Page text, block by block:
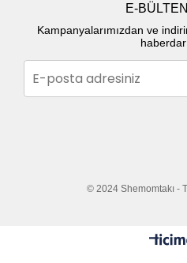
E-
Kampanyalarımızdan ve
haberdar
© 2024 Shemomtakı -